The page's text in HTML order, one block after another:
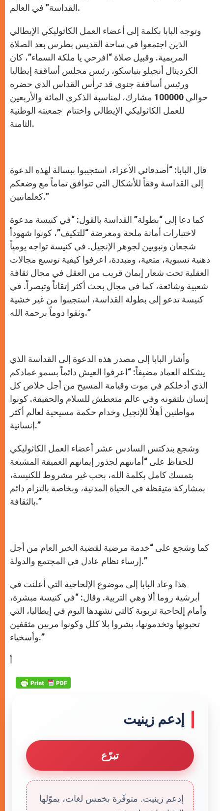
القداسة” في العالم.
وتوجه البابا بكلمة إلى أعضاء العمل الكاثوليكي الإيطالي
الذين اجتمعوا في ساحة القديس بطرس بعد الصلاة
المريمية. وقبيل صلاة “افرحي يا ملكة السماء”، كان
الكردينال أنجيلو بنياسكو، رئيس مجلس أساقفة إيطاليا
ورئيس أساقفة جنوى قد ترأس القداس الذي حضره
حوالي 100000 مشارك، لمناسبة الذكرى المائة والأربعين
للعمل الكاثوليكي الإيطالي واختتام جمعيته الوطنية
الثامنة.
قال البابا: “أصدقائي الأعزاء، استجيبوا ببسالة لهذه الدعوة
إلى القداسة وفقاً للأشكال التي تتوافق تماماً مع وضعكم
كعلمانيين.”
كما دعا إلى “بطولة” القداسة بالقول: “في كنيسة مدعوة
لاختبارات أمانة ملحة ومعرضة “للتكيف”، كونوا شهوداً
شجعان ونبويين لجوهر الإنجيل. في كنيسة تواجه يومياً
ذهنية نسبوية، متعية، ومبددة، اعرفوا كيفية توسيع مجالات
العقلية تحت شعار إيمان قريب من العقل في مجال ثقافة
شعبية وشائعة، كما في مجال بحث أكثر إتقاناً وتبصراً. في
كنيسة تدعو إلى بطولة القداسة، استجيبوا من غير خشية
وثقوا دوماً برحمة الله.”
وأشار البابا إلى مصدر هذه الدعوة إلى القداسة الذي
يشكله العماد مضيفاً: “اعرفوا العيش دائماً بسمو عمادكم
الذي أدخلكم في موت وقيامة المسيح من أجل خلاص كل
إنسان تلتقونه وفي عالم متعطش للسلام والحقيقة. كونوا
مواطنين أهلاً للإنجيل وخدام حكمة مسيحية لعالم أكثر
إنسانية.”
وشجع بندكتس السادس عشر أعضاء العمل الكاثوليكي
للحفاظ على “أمانتهم لجذور إيمانهم العميقة المشبعة
بتمسك كامل بكلمة الله، بحب غير مشروط للكنيسة،
بمشاركة متيقظة في الحياة المدنية، وبخاصة بالتزام دائم
بالثقافة.”
كما وشجع على “خدمة مرضية لقضية الخير العام من أجل
إرساء نظام عادل في المجتمع والدولة.”
هذا وعاد البابا إلى موضوع الإلحاحية التي أعلنت في
أبرشية روما ألا وهي التربية. وقال: “في كنيسة مبشرة،
وأمام إلحاحية تربوية كالتي نشهدها اليوم في إيطاليا، التي
تحبونها وتخدمونها، بشروا بلا كلل وكونوا مربين مثقفين
وأسخياء.”
أ
إدعم زينيت
تبرّع
إدعم زينيت. متوفّرة بخمس لغات، يموّلها